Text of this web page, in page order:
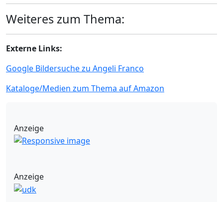
Weiteres zum Thema:
Externe Links:
Google Bildersuche zu Angeli Franco
Kataloge/Medien zum Thema auf Amazon
Anzeige
Anzeige